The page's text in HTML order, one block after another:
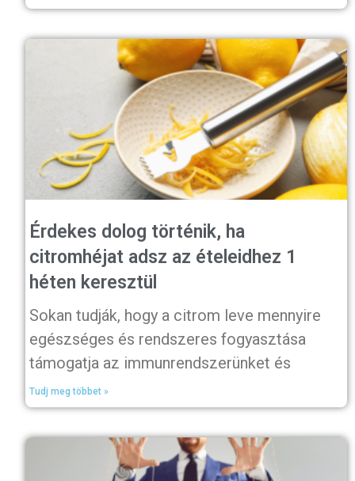
Érdekes dolog történik, ha
citromhéjat adsz az ételeidhez 1
héten keresztül
Sokan tudják, hogy a citrom leve mennyire
egészséges és rendszeres fogyasztása
támogatja az immunrendszerünket és
Tudj meg többet »